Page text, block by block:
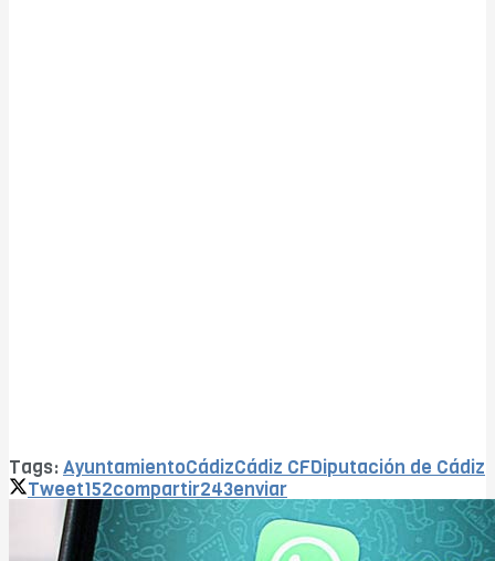
Tags:AyuntamientoCádizCádiz CFDiputación de Cádiz
Tweet152compartir243enviar